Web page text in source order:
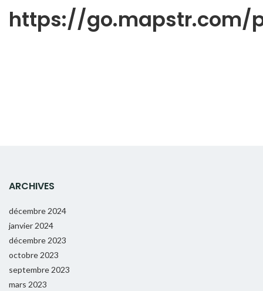
https://go.mapstr.com/
ARCHIVES
décembre 2024
janvier 2024
décembre 2023
octobre 2023
septembre 2023
mars 2023